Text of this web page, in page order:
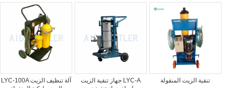
LYC-100A آلة تنظيف الزيت
جهاز تنقية الزيت LYC-A
تنقية الزيت المنقولة